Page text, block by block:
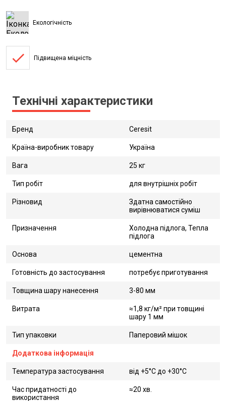
Екологічність
done Підвищена міцність
Технічні характеристики
Бренд Ceresit
Країна-виробник товару Україна
Вага 25 кг
Тип робіт для внутрішніх робіт
Різновид
Здатна самостійно
вирівнюватися суміш
Призначення
Холодна підлога, Тепла
підлога
Основа цементна
Готовність до застосування потребує приготування
Товщина шару нанесення 3-80 мм
Витрата
≈1,8 кг/м² при товщині
шару 1 мм
Тип упаковки Паперовий мішок
Додаткова інформація
Температура застосування від +5°С до +30°С
Час придатності до
використання
≈20 хв.